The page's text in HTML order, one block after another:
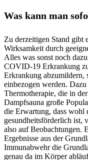
Was kann man
Zu derzeitigen Stand gibt
Wirksamkeit durch
Alles was sonst noch
COVID-19 Erkrankung
Erkrankung abzumildern,
einbezogen werden.
Thermotherapie, die in
Dampfsauna große
die Erwartung, dass wohl
gesundheitsförderlich ist,
also auf Beobachtungen.
Ergebnisse aus der
Immunabwehr die
genau da im Körper